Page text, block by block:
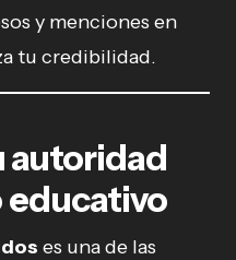
y menciones en
tu credibilidad.
autoridad
es una de las